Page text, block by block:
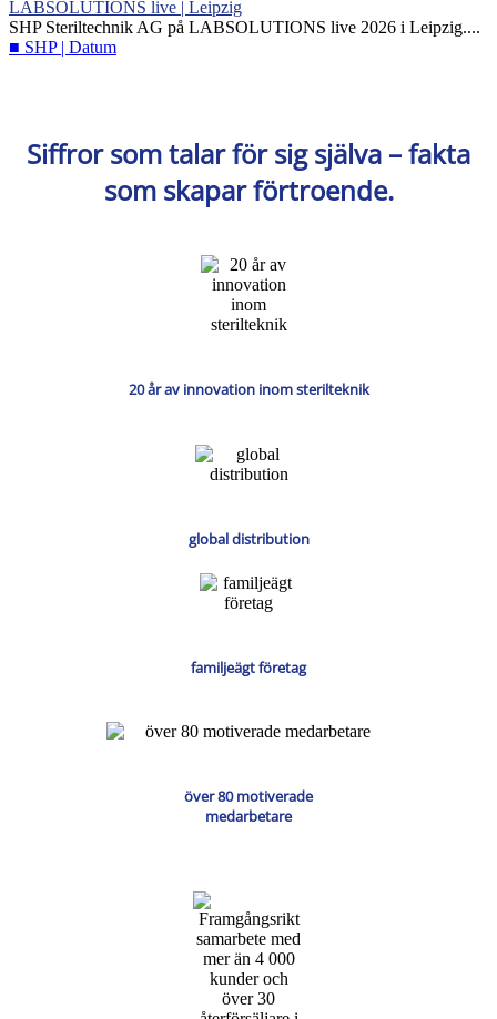
LABSOLUTIONS live | Leipzig
SHP Steriltechnik AG på LABSOLUTIONS live 2026 i Leipzig....
■ SHP | Datum
Siffror som talar för sig själva – fakta
som skapar förtroende.
20 år av innovation inom sterilteknik
global distribution
familjeägt företag
över 80 motiverade
medarbetare